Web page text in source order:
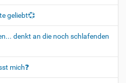
geliebt💞
denkt an die noch schlafenden
mich❓️